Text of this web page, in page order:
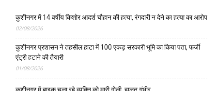
कुशीनगर में 14 वर्षीय किशोर आदर्श चौहान की हत्या, रंगदारी न देने का हत्या का आरोप
02/08/2026
कुशीनगर प्रशासन ने तहसील हाटा में 100 एकड़ सरकारी भूमि का किया पता, फर्जी
एंट्री हटाने की तैयारी
01/08/2026
कुशीनगर में बाइक चला रहे व्यक्ति को मारी गोली, हालत गंभीर